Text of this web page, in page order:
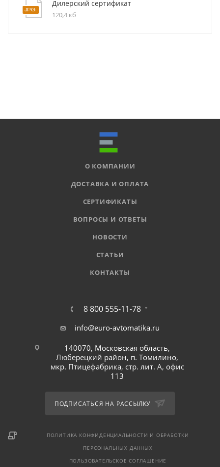
Дилерский сертификат
120,4 кб
О КОМПАНИИ
ДОСТАВКА И ОПЛАТА
СЕРТИФИКАТЫ
ВОПРОСЫ И ОТВЕТЫ
НОВОСТИ
СТАТЬИ
КОНТАКТЫ
8 800 555-11-78
info@euro-avtomatika.ru
140070, Московская область,
Люберецкий район, п. Томилино,
мкр. Птицефабрика, стр. лит. А, офис
113
ПОДПИСАТЬСЯ НА РАССЫЛКУ
ПОЛИТИКА КОНФИДЕНЦИАЛЬНОСТИ И ОБРАБОТКИ
ПЕРСОНАЛЬНЫХ ДАННЫХ
ПОЛЬЗОВАТЕЛЬСКОЕ СОГЛАШЕНИЕ